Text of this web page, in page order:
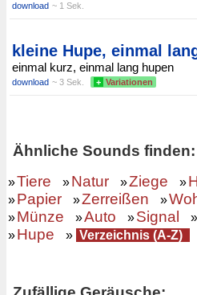
download ~ 1 Sek.
kleine Hupe, einmal
einmal kurz, einmal lang hupen
download ~ 3 Sek. + Variationen
Ähnliche Sounds finden:
»Tiere »Natur »Ziege »
»Papier »Zerreißen »
»Münze »Auto »Signal »
»Hupe » Verzeichnis (A-Z)